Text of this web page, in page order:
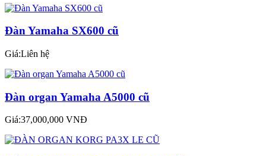
Đàn Yamaha SX600 cũ
Giá:Liên hệ
Đàn organ Yamaha A5000 cũ
Giá:37,000,000 VNĐ